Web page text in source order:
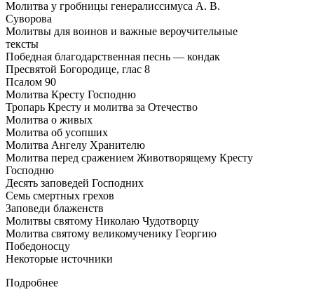
Молитва у гробницы генералиссимуса А. В.
Суворова
Молитвы для воинов и важные вероучительные
тексты
Победная благодарственная песнь — кондак
Пресвятой Богородице, глас 8
Псалом 90
Молитва Кресту Господню
Тропарь Кресту и молитва за Отечество
Молитва о живых
Молитва об усопших
Молитва Ангелу Хранителю
Молитва перед сражением Животворящему Кресту
Господню
Десять заповедей Господних
Семь смертных грехов
Заповеди блаженств
Молитвы святому Николаю Чудотворцу
Молитва святому великомученику Георгию
Победоносцу
Некоторые источники
Подробнее